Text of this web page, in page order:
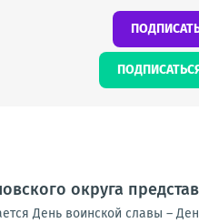
ПОДПИСАТЬСЯ
округа
День воинской славы –